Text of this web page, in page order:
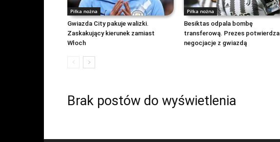
Piłka nożna
Gwiazda City pakuje walizki.
Zaskakujący kierunek zamiast
Włoch
Piłka nożna
Besiktas odpala bombę
transferową. Prezes potwierdza
negocjacje z gwiazdą
Brak postów do wyświetlenia